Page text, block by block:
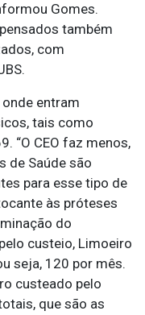
Gomes.
também
com
entram
tais como
“O CEO faz menos,
de Saúde são
para esse tipo de
às próteses
do
custeio, Limoeiro
seja, 120 por mês.
custeado pelo
que são as